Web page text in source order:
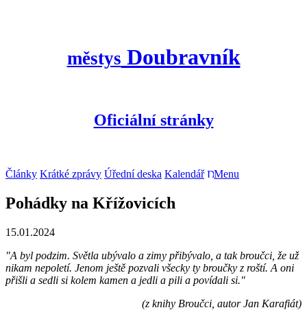
městys Doubravník
Oficiální stránky
Články Krátké zprávy Úřední deska Kalendář Menu
Pohádky na Křížovicích
15.01.2024
"A byl podzim. Světla ubývalo a zimy přibývalo, a tak broučci, že už
nikam nepoletí. Jenom ještě pozvali všecky ty broučky z roští. A oni
přišli a sedli si kolem kamen a jedli a pili a povídali si."
(z knihy Broučci, autor Jan Karafiát)